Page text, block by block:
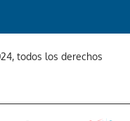
todos los derechos